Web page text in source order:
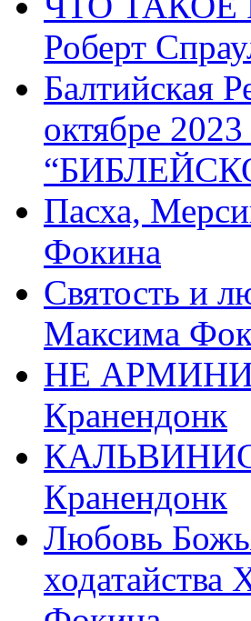
Роберт
Балтийская
октябре
Пасха,
Фокина
Святость и
Максима
НЕ
Кранендонк
Кранендонк
Любовь
ходатайства